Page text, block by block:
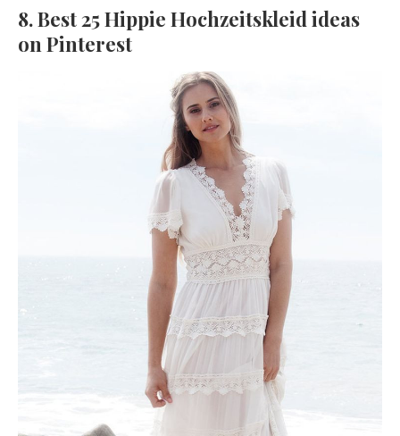
8. Best 25 Hippie Hochzeitskleid ideas
on Pinterest